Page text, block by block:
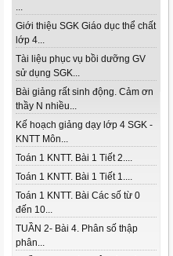
...
Giới thiệu SGK Giáo dục thể chất
lớp 4...
Tài liệu phục vụ bồi dưỡng GV
sử dụng SGK...
Bài giảng rất sinh động. Cảm ơn
thầy N nhiều...
Kế hoạch giảng dạy lớp 4 SGK -
KNTT Môn...
Toán 1 KNTT. Bài 1 Tiết 2....
Toán 1 KNTT. Bài 1 Tiết 1....
Toán 1 KNTT. Bài Các số từ 0
đến 10...
TUẦN 2- Bài 4. Phân số thập
phân...